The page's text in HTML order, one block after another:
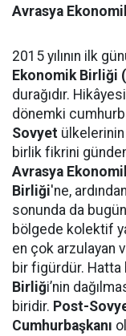
Avrasya
2015 yılının ilk
Ekonomik Birliği
durağıdır.
dönemki
Sovyet
birlik fikrini
Avrasya
Birliği'ne, ardından
sonunda da
bölgede kolektif
en çok arzulayan
bir figürdür. Hatta
Birliği’nin
biridir. Post-
Cumhurbaşkanı